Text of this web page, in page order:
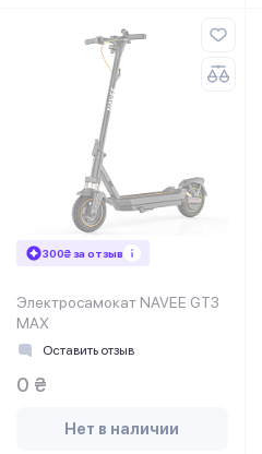
300₴ за отзыв
Электросамокат NAVEE GT3
MAX
Оставить отзыв
0 ₴
Нет в наличии